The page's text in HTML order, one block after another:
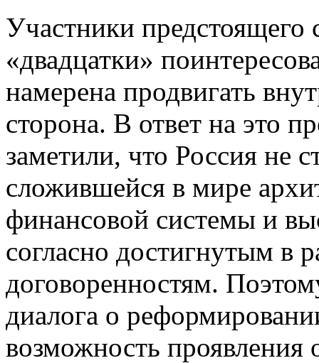
Участники
«двадцатки»
намерена продвигать
сторона. В ответ на это
заметили, что Россия не
сложившейся в мире
финансовой системы и
согласно достигнутым в
договоренностям.
диалога о
возможность проявления